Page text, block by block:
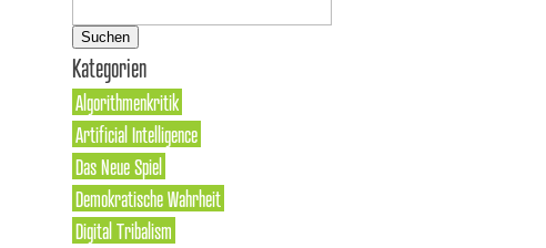
Suchen
nach:
Kategorien
Algorithmenkritik
Artificial Intelligence
Das Neue Spiel
Demokratische Wahrheit
Digital Tribalism